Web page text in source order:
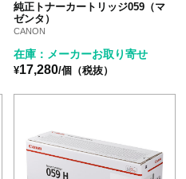
純正トナーカートリッジ059（マ
ゼンタ）
CANON
在庫：メーカーお取り寄せ
¥17,280/個（税抜）